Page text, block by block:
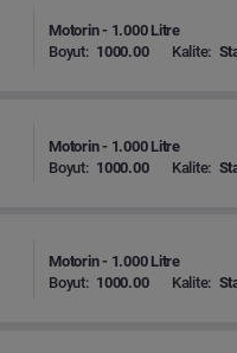
Motorin - 1.000 Litre
Boyut: 1000.00 Kalite:
Motorin - 1.000 Litre
Boyut: 1000.00 Kalite:
Motorin - 1.000 Litre
Boyut: 1000.00 Kalite: